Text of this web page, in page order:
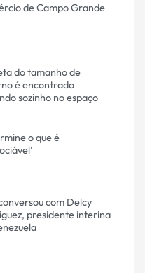
de Campo Grande
do tamanho de
é encontrado
sozinho no espaço
o que é
com Delcy
presidente interina